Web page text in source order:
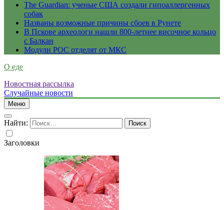
The Guardian: ученые США создали гипоаллергенных
собак
Названы возможные причины сбоев в Рунете
В Пскове археологи нашли 800-летнее височное кольцо
с Балкан
Модули РОС отделят от МКС
О еде
Новостная рассылка
Случайные новости
Меню
Найти:
Заголовки